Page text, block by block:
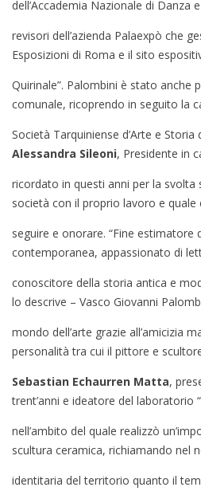
dell’Accademia Nazionale di Danza
revisori dell’azienda Palaexpò che
Esposizioni di Roma e il sito
Quirinale”. Palombini è stato anche
comunale, ricoprendo in seguito la
Società Tarquiniense d’Arte e Storia
Alessandra Sileoni, Presidente in
ricordato in questi anni per la svolta
società con il proprio lavoro e
seguire e onorare. “Fine estimatore
contemporanea, appassionato di
conoscitore della storia antica e
lo descrive – Vasco Giovanni
mondo dell’arte grazie all’amicizia
personalità tra cui il pittore e
Sebastian Echaurren Matta,
trent’anni e ideatore del laboratorio
nell’ambito del quale realizzò
scultura ceramica, richiamando nel
identitaria del territorio quanto il